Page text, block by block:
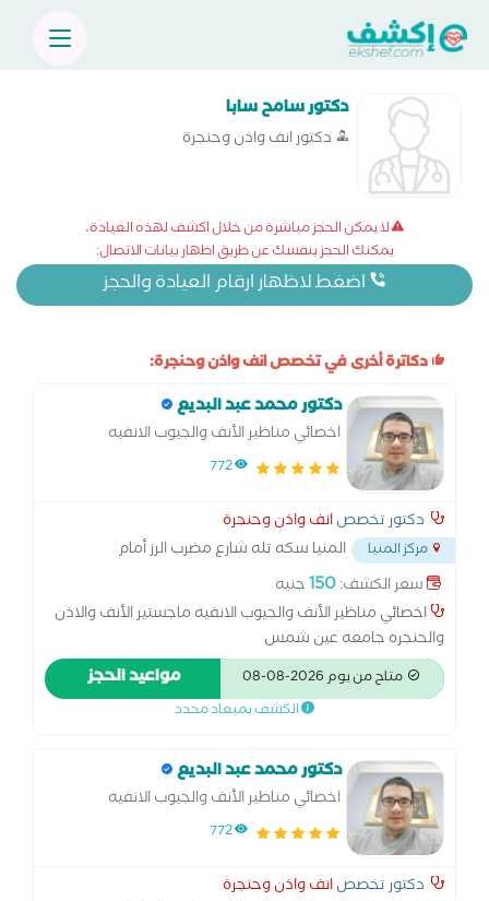
دكتور سامح سابا
دكتور انف واذن وحنجرة
لا يمكن الحجز مباشرة من خلال اكشف لهذه العيادة،
يمكنك الحجز بنفسك عن طريق اظهار بيانات الاتصال:
اضغط لاظهار ارقام العيادة والحجز
دكاترة أخرى في تخصص انف واذن وحنجرة:
دكتور محمد عبد البديع
اخصائي مناظير الأنف والجيوب الانفيه
772
دكتور تخصصانف واذن وحنجرة
مركز المنيا
المنيا سكه تله شارع مضرب الرز أمام
مسجد عين شمس...سعر الكشف:150جنيه
اخصائي مناظير الأنف والجيوب الانفيه ماجستير الأنف والاذن
والحنجره جامعه عين شمس
متاح من يوم 2026-08-08 مواعيد الحجز
الكشف بميعاد محدد
دكتور محمد عبد البديع
اخصائي مناظير الأنف والجيوب الانفيه
772
دكتور تخصصانف واذن وحنجرة